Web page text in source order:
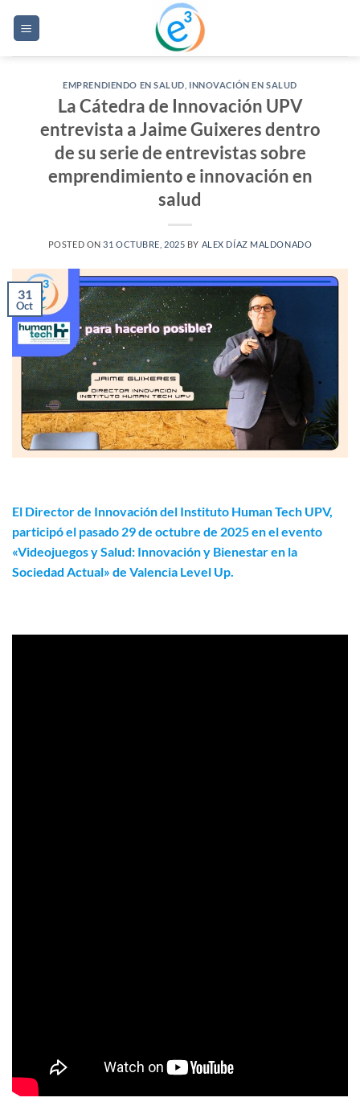
EMPRENDIENDO EN SALUD INNOVACIÓN EN SALUD
La Cátedra de Innovación UPV
entrevista a Jaime Guixeres dentro
de su serie de entrevistas sobre
emprendimiento e innovación en
salud
POSTED ON 31 OCTUBRE, 2025 BY ALEX DÍAZ MALDONADO
31
Oct
El Director de Innovación del Instituto Human Tech UPV,
participó el pasado 29 de octubre de 2025 en el evento
«Videojuegos y Salud: Innovación y Bienestar en la
Sociedad Actual» de Valencia Level Up